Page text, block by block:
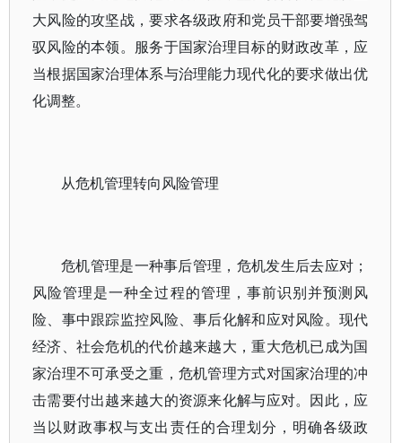
大风险的攻坚战，要求各级政府和党员干部要增强驾
驭风险的本领。服务于国家治理目标的财政改革，应
当根据国家治理体系与治理能力现代化的要求做出优
化调整。
从危机管理转向风险管理
危机管理是一种事后管理，危机发生后去应对；
风险管理是一种全过程的管理，事前识别并预测风
险、事中跟踪监控风险、事后化解和应对风险。现代
经济、社会危机的代价越来越大，重大危机已成为国
家治理不可承受之重，危机管理方式对国家治理的冲
击需要付出越来越大的资源来化解与应对。因此，应
当以财政事权与支出责任的合理划分，明确各级政